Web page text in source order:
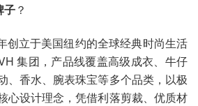
子？
创立于美国纽约的全球经典时尚生活
集团，产品线覆盖高级成衣、牛仔
、香水、腕表珠宝等多个品类，以极
心设计理念，凭借利落剪裁、优质材